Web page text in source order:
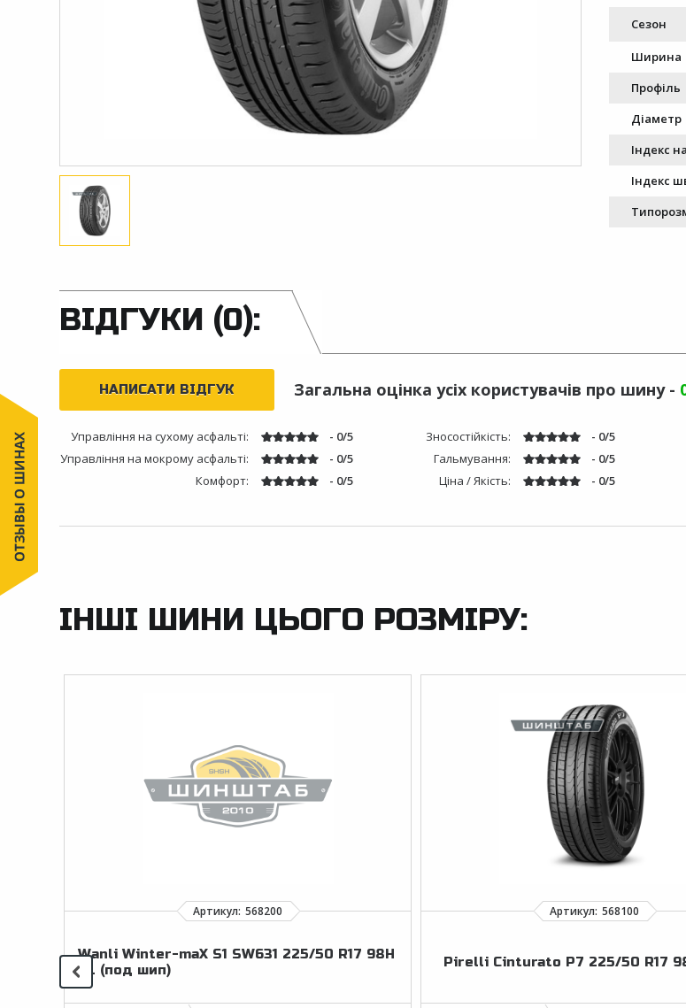
Сезон
Ширина
Профіль
Діаметр
Індекс
Індекс
ВІДГУКИ (0):
НАПИСАТИ ВІДГУК Загальна оцінка усіх користувачів про шину -
Управління на сухому асфальті:
- 0/5
Управління на мокрому асфальті:
- 0/5
Комфорт:
- 0/5
Зносостійкість:
- 0/5
Гальмування:
- 0/5
Ціна / Якість:
- 0/5
ІНШІ ШИНИ ЦЬОГО РОЗМІРУ:
Wanli Winter-maX S1 SW631 225/50 R17 98H
XL (под шип)
Pirelli Cinturato P7 225/50 R17